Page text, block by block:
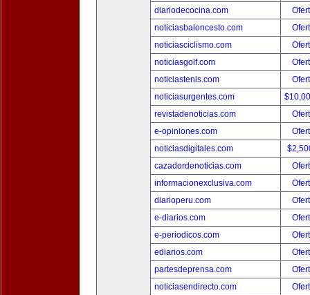
diariodecocina.com
noticiasbaloncesto.com
noticiasciclismo.com
noticiasgolf.com
noticiastenis.com
noticiasurgentes.com
revistadenoticias.com
e-opiniones.com
noticiasdigitales.com
cazadordenoticias.com
informacionexclusiva.com
diarioperu.com
e-diarios.com
e-periodicos.com
ediarios.com
partesdeprensa.com
noticiasendirecto.com